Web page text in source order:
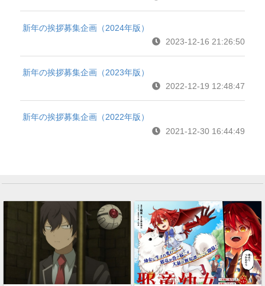
新年の挨拶募集企画（2024年版）
2023-12-16 21:26:50
新年の挨拶募集企画（2023年版）
2022-12-19 12:48:47
新年の挨拶募集企画（2022年版）
2021-12-30 16:44:49